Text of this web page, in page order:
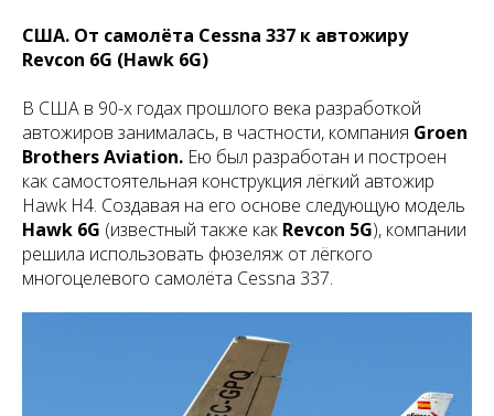
США. От самолёта Cessna 337 к автожиру
Revcon 6G (Hawk 6G)
В США в 90-х годах прошлого века разработкой
автожиров занималась, в частности, компания Groen
Brothers Aviation. Ею был разработан и построен
как самостоятельная конструкция лёгкий автожир
Hawk H4. Создавая на его основе следующую модель
Hawk 6G (известный также как Revcon 5G), компании
решила использовать фюзеляж от лёгкого
многоцелевого самолёта Cessna 337.